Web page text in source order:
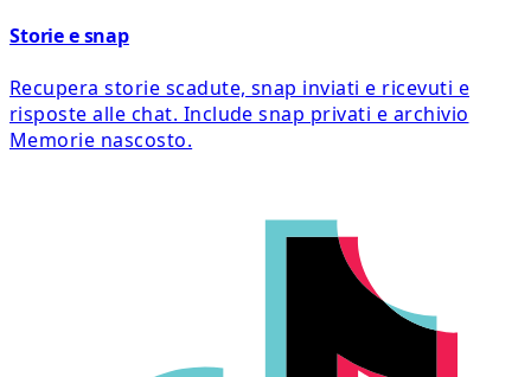
Storie e snap
Recupera storie scadute, snap inviati e ricevuti e
risposte alle chat. Include snap privati e archivio
Memorie nascosto.